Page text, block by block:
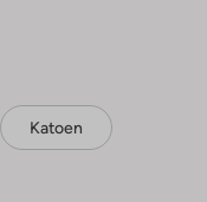
Katoen